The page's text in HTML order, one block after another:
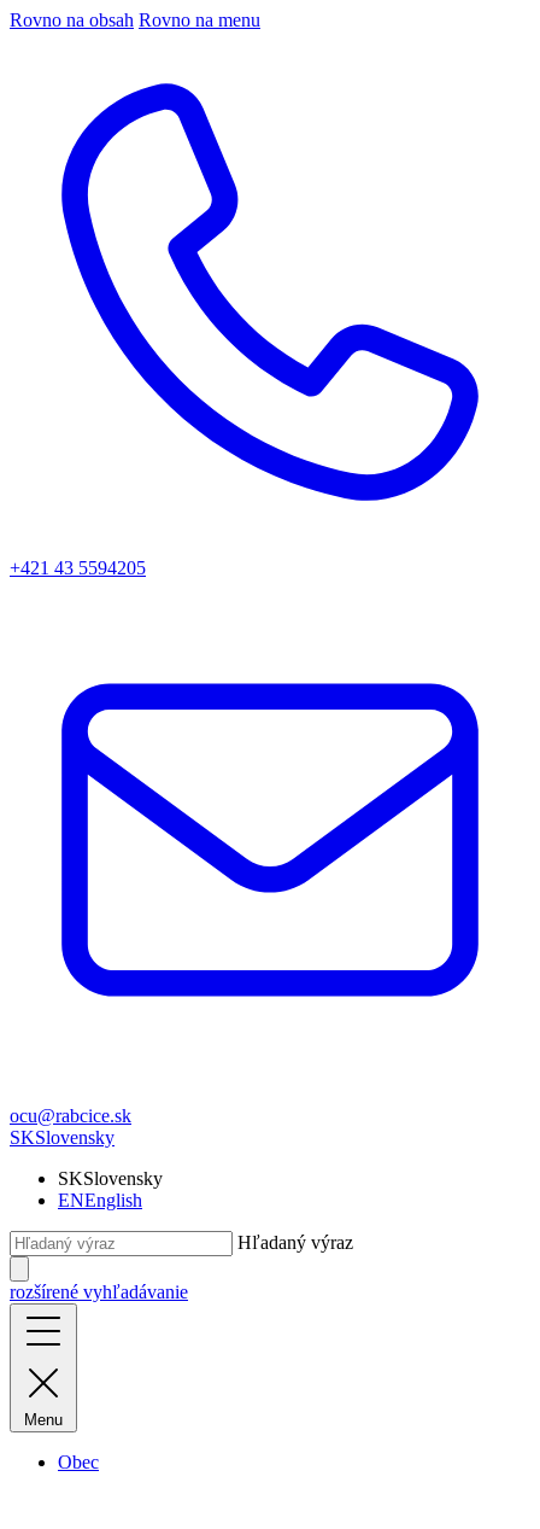
Rovno na obsah Rovno na menu
+421 43 5594205
ocu@rabcice.sk
SKSlovensky
SKSlovensky
ENEnglish
Hľadaný výraz
rozšírené vyhľadávanie
Menu
Obec